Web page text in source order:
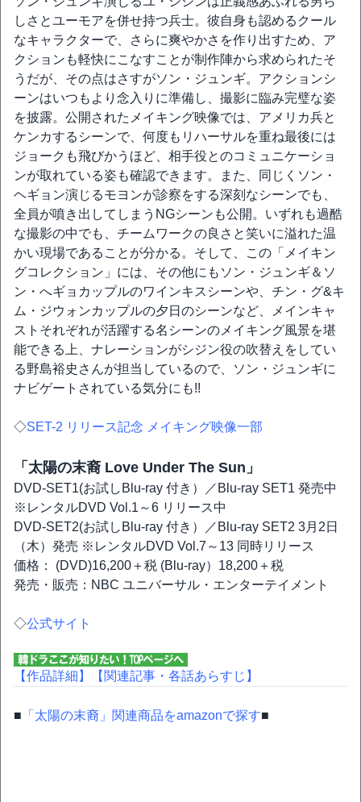
しさとユーモアを併せ持つ兵士。彼自身も認めるクール
なキャラクターで、さらに爽やかさを作り出すため、ア
クションも軽快にこなすことが制作陣から求められたそ
うだが、その点はさすがソン・ジュンギ。アクションシ
ーンはいつもより念入りに準備し、撮影に臨み完璧な姿
を披露。公開されたメイキング映像では、アメリカ兵と
ケンカするシーンで、何度もリハーサルを重ね最後には
ジョークも飛びかうほど、相手役とのコミュニケーショ
ンが取れている姿も確認できます。また、同じくソン・
ヘギョン演じるモヨンが診察をする深刻なシーンでも、
全員が噴き出してしまうNGシーンも公開。いずれも過酷
な撮影の中でも、チームワークの良さと笑いに溢れた温
かい現場であることが分かる。そして、この「メイキン
グコレクション」には、その他にもソン・ジュンギ＆ソ
ン・へギョカップルのワインキスシーンや、チン・グ&キ
ム・ジウォンカップルの夕日のシーンなど、メインキャ
ストそれぞれが活躍する名シーンのメイキング風景を堪
能できる上、ナレーションがシジン役の吹替えをしてい
る野島裕史さんが担当しているので、ソン・ジュンギに
ナビゲートされている気分にも!!
◇SET-2 リリース記念 メイキング映像一部
「太陽の末裔 Love Under The Sun」
DVD-SET1(お試しBlu-ray 付き）／Blu-ray SET1 発売中
※レンタルDVD Vol.1～6 リリース中
DVD-SET2(お試しBlu-ray 付き）／Blu-ray SET2 3月2日
（木）発売 ※レンタルDVD Vol.7～13 同時リリース
価格： (DVD)16,200＋税 (Blu-ray）18,200＋税
発売・販売：NBC ユニバーサル・エンターテイメント
◇公式サイト
【作品詳細】 【関連記事・各話あらすじ】
■ 「太陽の末裔」関連商品をamazonで探す■